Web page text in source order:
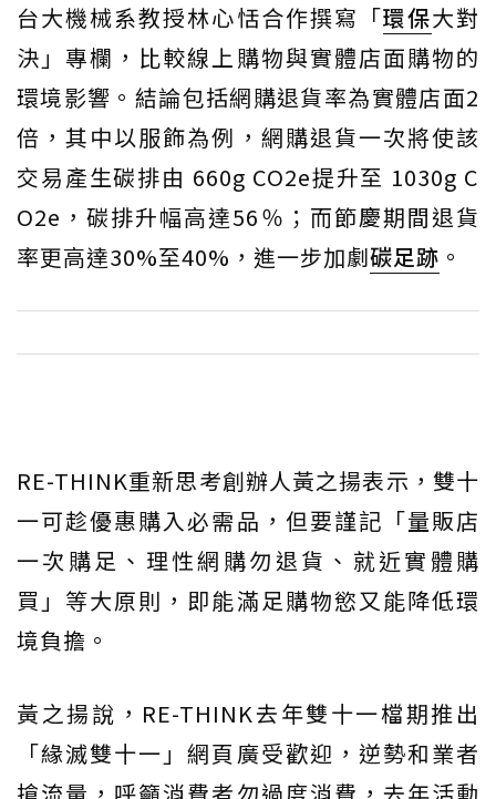
台大機械系教授林心恬合作撰寫「環保大對
決」專欄，比較線上購物與實體店面購物的
環境影響。結論包括網購退貨率為實體店面2
倍，其中以服飾為例，網購退貨一次將使該
交易產生碳排由 660g CO2e提升至 1030g C
O2e，碳排升幅高達56％；而節慶期間退貨
率更高達30%至40%，進一步加劇碳足跡 。
RE-THINK重新思考創辦人黃之揚表示，雙十
一可趁優惠購入必需品，但要謹記「量販店
一次購足、理性網購勿退貨、就近實體購
買」等大原則，即能滿足購物慾又能降低環
境負擔。
黃之揚說，RE-THINK去年雙十一檔期推出
「緣滅雙十一」網頁廣受歡迎，逆勢和業者